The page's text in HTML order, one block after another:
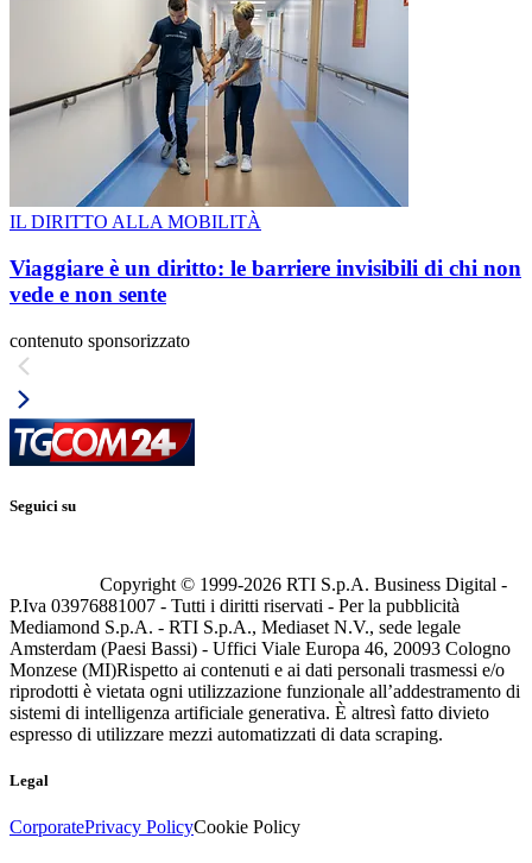
IL DIRITTO ALLA MOBILITÀ
Viaggiare è un diritto: le barriere invisibili di chi non
vede e non sente
contenuto sponsorizzato
Seguici su
Copyright © 1999-2026 RTI S.p.A. Business Digital -
P.Iva 03976881007 - Tutti i diritti riservati - Per la pubblicità
Mediamond S.p.A. - RTI S.p.A., Mediaset N.V., sede legale
Amsterdam (Paesi Bassi) - Uffici Viale Europa 46, 20093 Cologno
Monzese (MI)Rispetto ai contenuti e ai dati personali trasmessi e/o
riprodotti è vietata ogni utilizzazione funzionale all’addestramento di
sistemi di intelligenza artificiale generativa. È altresì fatto divieto
espresso di utilizzare mezzi automatizzati di data scraping.
Legal
CorporatePrivacy PolicyCookie Policy